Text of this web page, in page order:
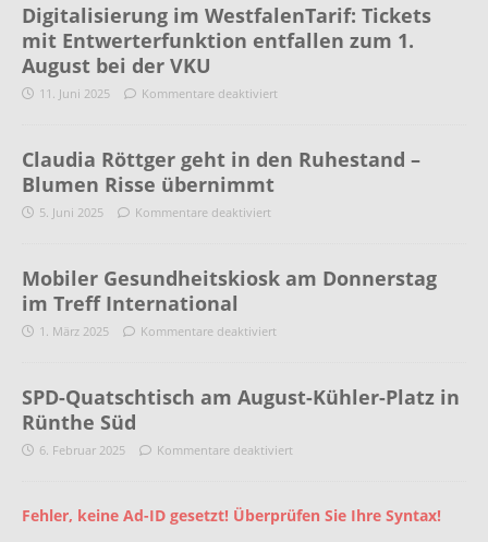
Digitalisierung im WestfalenTarif: Tickets
mit Entwerterfunktion entfallen zum 1.
August bei der VKU
11. Juni 2025 Kommentare deaktiviert
Claudia Röttger geht in den Ruhestand –
Blumen Risse übernimmt
5. Juni 2025 Kommentare deaktiviert
Mobiler Gesundheitskiosk am Donnerstag
im Treff International
1. März 2025 Kommentare deaktiviert
SPD-Quatschtisch am August-Kühler-Platz in
Rünthe Süd
6. Februar 2025 Kommentare deaktiviert
Fehler, keine Ad-ID gesetzt! Überprüfen Sie Ihre Syntax!